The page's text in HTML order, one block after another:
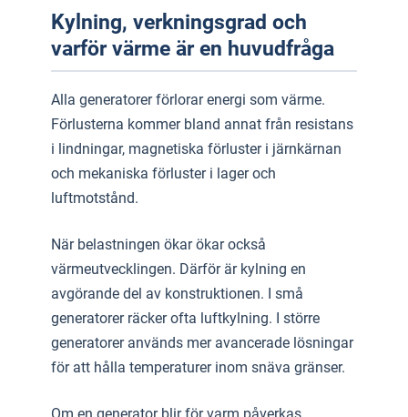
Kylning, verkningsgrad och
varför värme är en huvudfråga
Alla generatorer förlorar energi som värme.
Förlusterna kommer bland annat från resistans
i lindningar, magnetiska förluster i järnkärnan
och mekaniska förluster i lager och
luftmotstånd.
När belastningen ökar ökar också
värmeutvecklingen. Därför är kylning en
avgörande del av konstruktionen. I små
generatorer räcker ofta luftkylning. I större
generatorer används mer avancerade lösningar
för att hålla temperaturer inom snäva gränser.
Om en generator blir för varm påverkas